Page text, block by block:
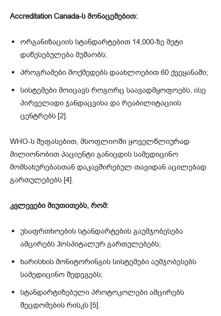
Accreditation Canada-ს მონაცემებით:
ორგანიზაციის სტანდარტებით 14,000-ზე მეტი
დაწესებულება მუშაობს;
პროგრამები მოქმედებს დაახლოებით 60 ქვეყანაში;
სისტემები მოიცავს როგორც საავადმყოფოებს, ისე
პირველადი ჯანდაცვისა და რეაბილიტაციის
ცენტრებს [2].
WHO-ს შეფასებით, მსოფლიოში ყოველწლიურად
მილიონობით პაციენტი განიცდის სამედიცინო
მომსახურებასთან დაკავშირებულ თავიდან აცილებად
გართულებებს [4].
კვლევები მიუთითებს, რომ:
უსაფრთხოების სტანდარტების გაუმჯობესება
ამცირებს ჰოსპიტალურ გართულებებს;
ხარისხის მონიტორინგის სისტემები აუმჯობესებს
სამედიცინო შედეგებს;
სტანდარტიზებული პროტოკოლები ამცირებს
შეცდომების რისკს [5].